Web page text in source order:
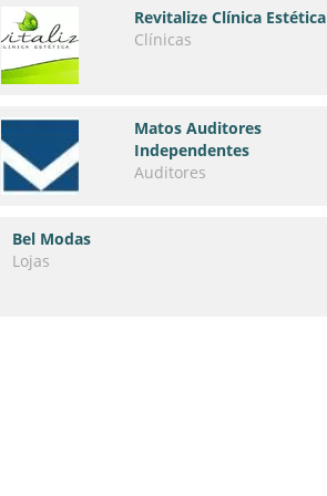
Revitalize Clínica Estética
Clínicas
Matos Auditores
Independentes
Auditores
Bel Modas
Lojas